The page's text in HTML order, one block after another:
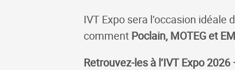
IVT Expo sera l’occasion
comment Poclain, MOTEG et
Retrouvez-les à l’IVT Expo